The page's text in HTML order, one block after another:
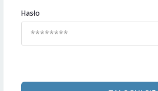
Hasło